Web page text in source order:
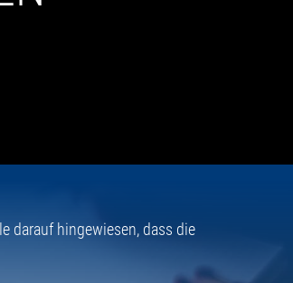
darauf hingewiesen, dass die